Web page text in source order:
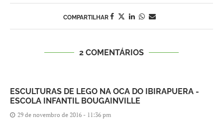
COMPARTILHAR
2 COMENTÁRIOS
ESCULTURAS DE LEGO NA OCA DO IBIRAPUERA -
ESCOLA INFANTIL BOUGAINVILLE
29 de novembro de 2016 - 11:36 pm